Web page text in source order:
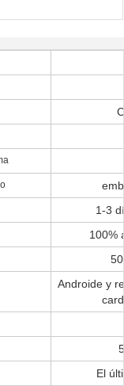
1-3
100%
Androide y
El